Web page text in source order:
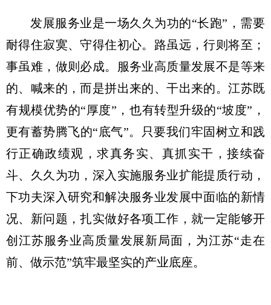
发展服务业是一场久久为功的“长跑”，需要
耐得住寂寞、守得住初心。路虽远，行则将至；
事虽难，做则必成。服务业高质量发展不是等来
的、喊来的，而是拼出来的、干出来的。江苏既
有规模优势的“厚度”，也有转型升级的“坡度”，
更有蓄势腾飞的“底气”。只要我们牢固树立和践
行正确政绩观，求真务实、真抓实干，接续奋
斗、久久为功，深入实施服务业扩能提质行动，
下功夫深入研究和解决服务业发展中面临的新情
况、新问题，扎实做好各项工作，就一定能够开
创江苏服务业高质量发展新局面，为江苏“走在
前、做示范”筑牢最坚实的产业底座。